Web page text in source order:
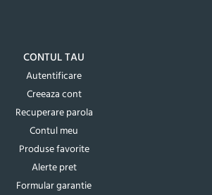
CONTUL TAU
Autentificare
Creeaza cont
Recuperare parola
Contul meu
Produse favorite
Alerte pret
Formular garantie